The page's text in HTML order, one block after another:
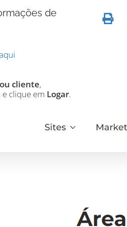
de
cliente,
clique em Logar.